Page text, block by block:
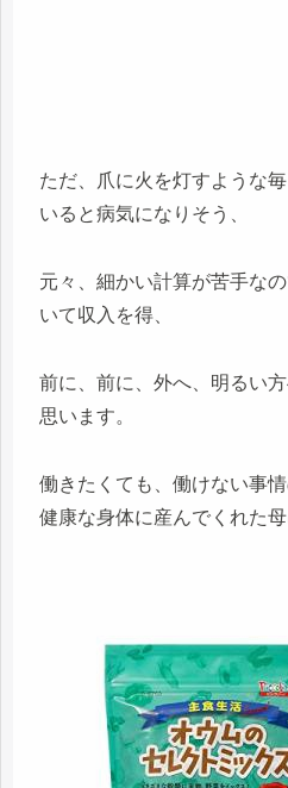
ただ、爪に火を灯すような
いると病気になりそう、
元々、細かい計算が苦手な
いて収入を得、
前に、前に、外へ、明るい
思います。
働きたくても、働けない事
健康な身体に産んでくれた母